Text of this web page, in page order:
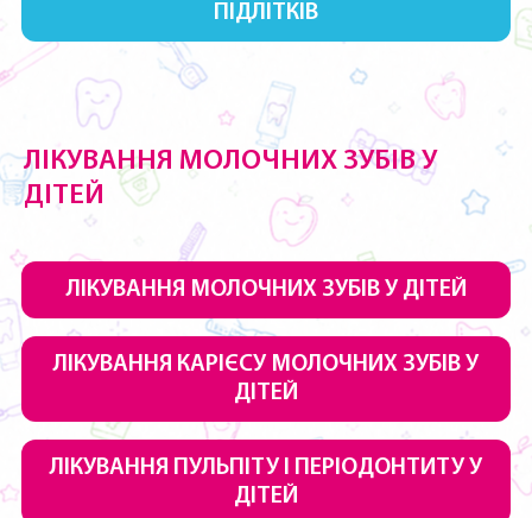
ПІДЛІТКІВ
ЛІКУВАННЯ МОЛОЧНИХ ЗУБІВ У
ДІТЕЙ
ЛІКУВАННЯ МОЛОЧНИХ ЗУБІВ У ДІТЕЙ
ЛІКУВАННЯ КАРІЄСУ МОЛОЧНИХ ЗУБІВ У
ДІТЕЙ
ЛІКУВАННЯ ПУЛЬПІТУ І ПЕРІОДОНТИТУ У
ДІТЕЙ